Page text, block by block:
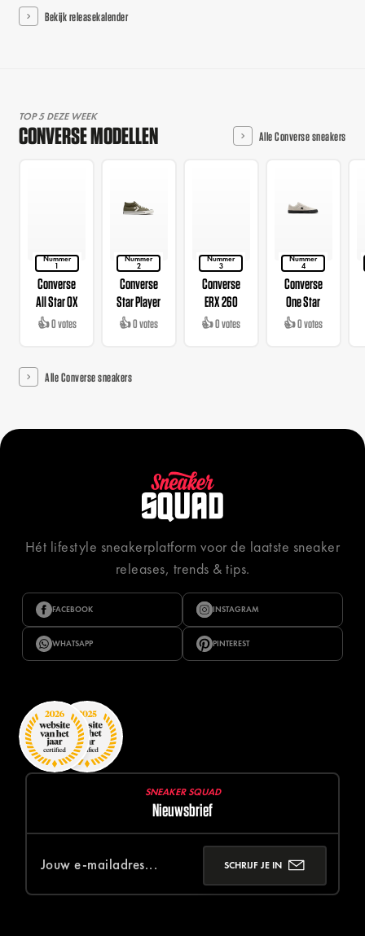
Bekijk releasekalender
TOP 5 DEZE WEEK
CONVERSE MODELLEN Alle Converse sneakers
Nummer
1
Converse
All Star OX
👍 0 votes
Nummer
2
Converse
Star Player
👍 0 votes
Nummer
3
Converse
ERX 260
👍 0 votes
Nummer
4
Converse
One Star
👍 0 votes
Alle Converse sneakers
Hét lifestyle sneakerplatform voor de laatste sneaker
releases, trends & tips.
FACEBOOK INSTAGRAM
WHATSAPP PINTEREST
SNEAKER SQUAD
Nieuwsbrief
SCHRIJF JE IN